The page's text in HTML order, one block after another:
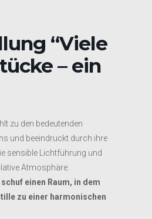
“Viele
– ein
zu den bedeutenden
und beeindruckt durch ihre
sensible Lichtführung und
Atmosphäre.
einen Raum, in dem
zu einer harmonischen